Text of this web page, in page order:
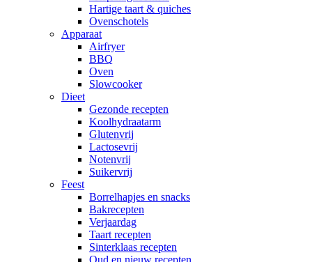
Hartige taart & quiches
Ovenschotels
Apparaat
Airfryer
BBQ
Oven
Slowcooker
Dieet
Gezonde recepten
Koolhydraatarm
Glutenvrij
Lactosevrij
Notenvrij
Suikervrij
Feest
Borrelhapjes en snacks
Bakrecepten
Verjaardag
Taart recepten
Sinterklaas recepten
Oud en nieuw recepten